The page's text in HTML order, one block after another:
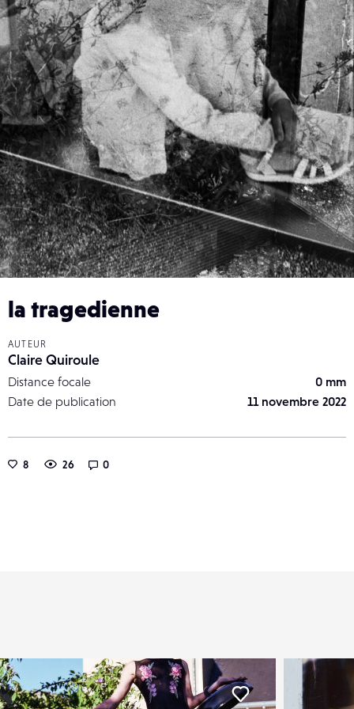
la tragedienne
AUTEUR
Claire Quiroule
Distance focale
0 mm
Date de publication
11 novembre 2022
8 26 0
Liker